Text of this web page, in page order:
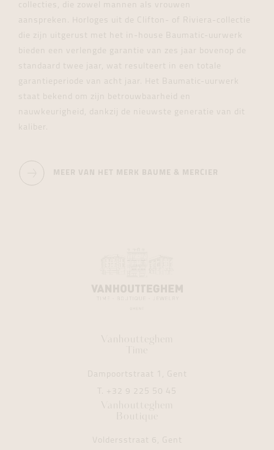
collecties, die zowel mannen als vrouwen
aanspreken. Horloges uit de Clifton- of Riviera-collectie
die zijn uitgerust met het in-house Baumatic-uurwerk
bieden een verlengde garantie van zes jaar bovenop de
standaard twee jaar, wat resulteert in een totale
garantieperiode van acht jaar. Het Baumatic-uurwerk
staat bekend om zijn betrouwbaarheid en
nauwkeurigheid, dankzij de nieuwste generatie van dit
kaliber.
MEER VAN HET MERK BAUME & MERCIER
Vanhoutteghem
Time
Dampoortstraat 1, Gent
T. +32 9 225 50 45
Vanhoutteghem
Boutique
Voldersstraat 6, Gent